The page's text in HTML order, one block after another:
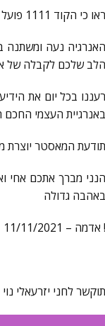
ראו כי הקוד 1111 פועל עבורכם ,מופיע בחייכם רבות ,זו אינה אשליה, זוהי תודעת המאסטר ,אלו מספרי מאסטר .
האנרגיה נעה
הלב שלכם לקבלה של
רעננו בכל יום את
באנרגיית העצמי החכם
תודעת המאסטר יוצרת
הנני מברך אתכם אחי
באהבה גדולה
! אדמה – 11/11/2021
תוקשר לחני יזרעאלי נוי